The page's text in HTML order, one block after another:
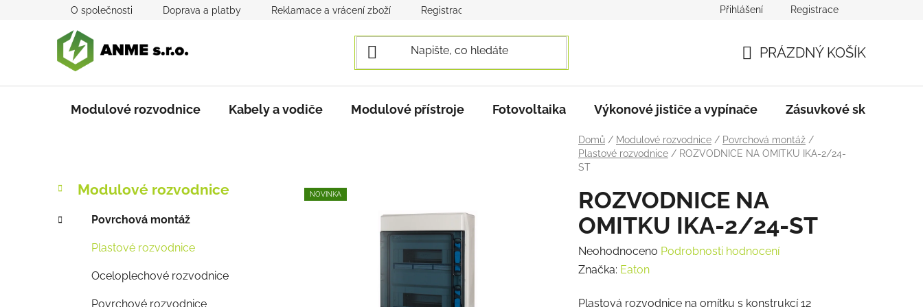
O společnosti Doprava a platby Reklamace a vrácení zboží Registrace a přihlášení Podmínky ochrany osobních údajů
Přihlášení Registrace
KOŠÍK
PRÁZDNÝ KOŠÍK
Modulové rozvodnice Kabely a vodiče Modulové přístroje Fotovoltaika Výkonové jističe a vypínače Zásuvkové skříně
Domů / Modulové rozvodnice / Povrchová montáž /
Plastové rozvodnice / ROZVODNICE NA OMITKU IKA-2/24-
ST
P
s
kategorie
a
e
Modulové rozvodnice
Povrchová montáž
Plastové rozvodnice
Oceloplechové rozvodnice
Povrchové rozvodnice
ROZVODNICE NA
OMITKU IKA-2/24-ST
Průměrné
hodnocení
Neohodnoceno Podrobnosti hodnocení
Značka: Eaton
Plastová rozvodnice na omítku s konstrukcí 12
NOVINKA